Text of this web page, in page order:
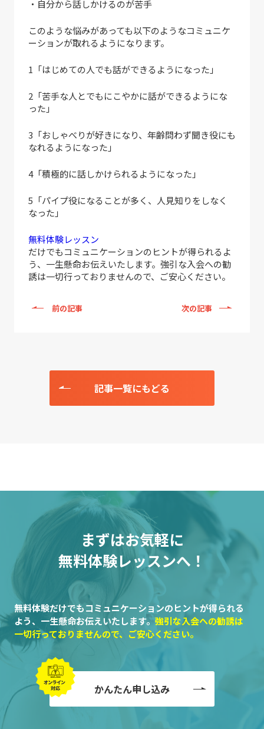
・自分から話しかけるのが苦手
このような悩みがあっても以下のようなコミュニケ
ーションが取れるようになります。
1「はじめての人でも話ができるようになった」
2「苦手な人とでもにこやかに話ができるようにな
った」
3「おしゃべりが好きになり、年齢問わず聞き役にも
なれるようになった」
4「積極的に話しかけられるようになった」
5「パイプ役になることが多く、人見知りをしなく
なった」
無料体験レッスン
だけでもコミュニケーションのヒントが得られるよ
う、一生懸命お伝えいたします。強引な入会への勧
誘は一切行っておりませんので、ご安心ください。
前の記事 次の記事
記事一覧にもどる
まずはお気軽に
無料体験レッスンへ！
無料体験だけでもコミュニケーションのヒントが得られる
よう、一生懸命お伝えいたします。 強引な入会への勧誘は
一切行っておりませんので、ご安心ください。
かんたん申し込み